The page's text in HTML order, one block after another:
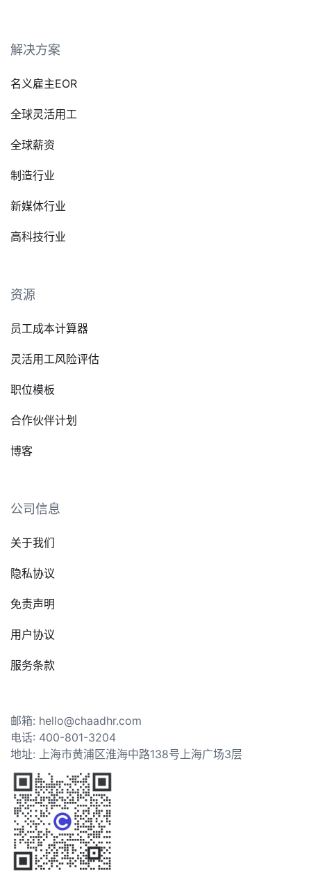
解决方案
名义雇主EOR
全球灵活用工
全球薪资
制造行业
新媒体行业
高科技行业
资源
员工成本计算器
灵活用工风险评估
职位模板
合作伙伴计划
博客
公司信息
关于我们
隐私协议
免责声明
用户协议
服务条款
邮箱: hello@chaadhr.com
电话: 400-801-3204
地址: 上海市黄浦区淮海中路138号上海广场3层